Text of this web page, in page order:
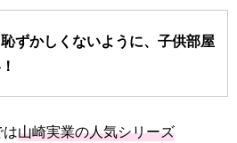
ずかしくないように、子供部屋
山崎実業の人気シリーズ